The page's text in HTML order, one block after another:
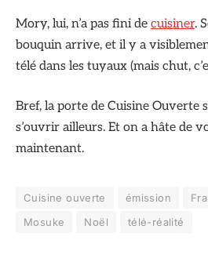
Mory, lui, n’a pas fini de cuisiner.
bouquin arrive, et il y a
télé dans les tuyaux (mais chut,
Bref, la porte de Cuisine Ouverte
s’ouvrir ailleurs. Et on a hâte de
maintenant.
Cuisine ouverte émission
Mosuke
Noël télé-réalité